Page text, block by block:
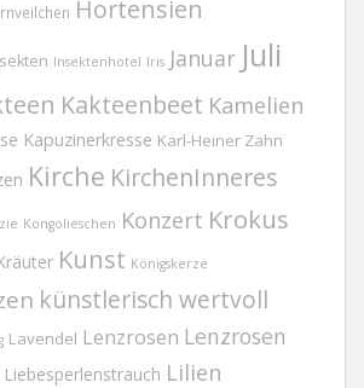
Hortensien
Insektenhotel Iris Januar Juli
Kakteenbeet Kamelien
Kapuzinerkresse Karl-Heiner Zahn
Kirche KirchenInneres
Kongolieschen Konzert Krokus
Kunst Königskerze
künstlerisch wertvoll
Lavendel Lenzrosen Lenzrosen
Liebesperlenstrauch Lilien